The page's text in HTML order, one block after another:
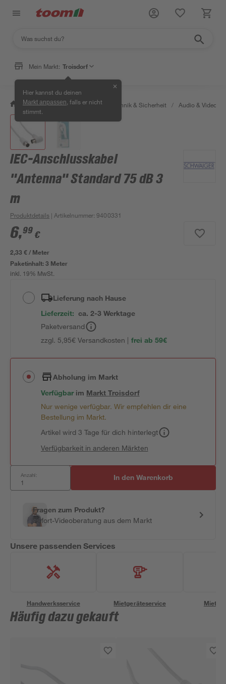
Mein Markt: Troisdorf
Hier kannst du deinen
Markt anpassen , falls er nicht
stimmt.
✕
/ Bauen & Renovieren / Haustechnik & Sicherheit / Audio & Video
IEC-Anschlusskabel
"Antenna" Standard 75 dB 3
m
Produktdetails | Artikelnummer:9400331
6,99 €
2,33 € / Meter
Paketinhalt:3 Meter
inkl. 19% MwSt.
Lieferung nach Hause
Lieferzeit: ca. 2-3 Werktage
Paketversand
zzgl. 5,95€ Versandkosten | frei ab 59€
Abholung im Markt
Verfügbar im MarktTroisdorf
Nur wenige verfügbar. Wir empfehlen dir eine
Bestellung im Markt.
Artikel wird 3 Tage für dich hinterlegt
Verfügbarkeit in anderen Märkten
Anzahl: In den Warenkorb
Fragen zum Produkt?
Sofort-Videoberatung aus dem Markt
Unsere passenden Services
Handwerksservice Mietgeräteservice
Häufig dazu gekauft